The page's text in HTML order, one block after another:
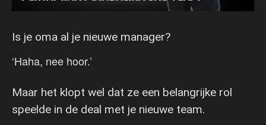
Is je oma al je nieuwe manager?
‘Haha, nee hoor.’
Maar het klopt wel dat ze een belangrijke rol
speelde in de deal met je nieuwe team.